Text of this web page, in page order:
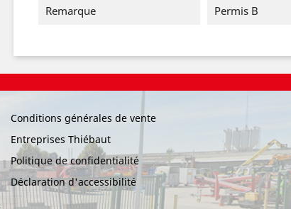
Remarque Permis B
Conditions générales de vente
Entreprises Thiébaut
Politique de confidentialité
Déclaration d'accessibilité